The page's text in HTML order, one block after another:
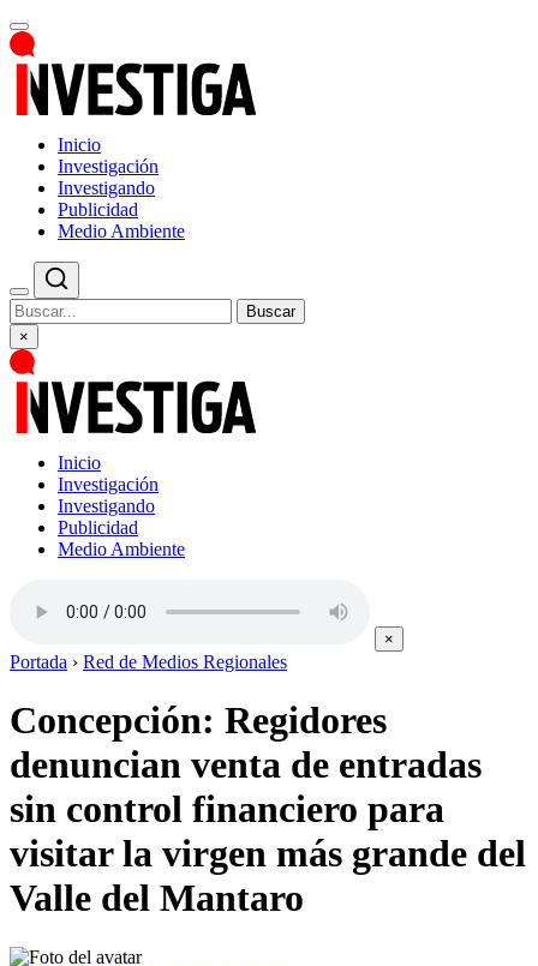
Inicio
Investigación
Investigando
Publicidad
Medio Ambiente
Buscar
×
Inicio
Investigación
Investigando
Publicidad
Medio Ambiente
×
Portada › Red de Medios Regionales
Concepción: Regidores
denuncian venta de entradas
sin control financiero para
visitar la virgen más grande del
Valle del Mantaro